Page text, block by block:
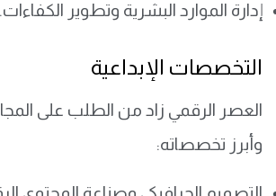
إدارة الموارد البشرية وتطوير الكفاءات.
التخصصات الإبداعية
العصر الرقمي زاد من الطلب على
وأبرز تخصصاته: